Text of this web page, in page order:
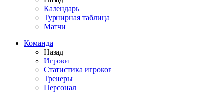
Календарь
Турнирная таблица
Матчи
Команда
Назад
Игроки
Статистика игроков
Тренеры
Персонал